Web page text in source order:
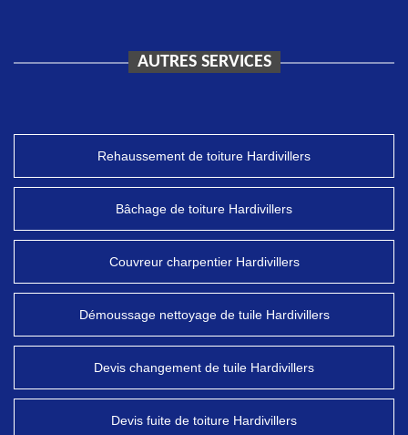
AUTRES SERVICES
Rehaussement de toiture Hardivillers
Bâchage de toiture Hardivillers
Couvreur charpentier Hardivillers
Démoussage nettoyage de tuile Hardivillers
Devis changement de tuile Hardivillers
Devis fuite de toiture Hardivillers